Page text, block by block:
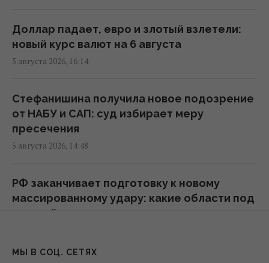
Мобилизиция с инвалидностью: потеряют
Россия ударила 8 КАБами по Сумам: есть
раненые
КНДР перебросила в Россию более 100
ракет: в ISW объяснили, чем это грозит
Доллар падает, евро и злотый взлетели:
новый курс валют на 6 августа
5 августа 2026, 16:14
Стефанишина получила новое подозрение
от НАБУ и САП: суд избирает меру
пресечения
5 августа 2026, 14:48
РФ заканчивает подготовку к новому
массированному удару: какие области под
угрозой
МЫ В СОЦ. СЕТЯХ